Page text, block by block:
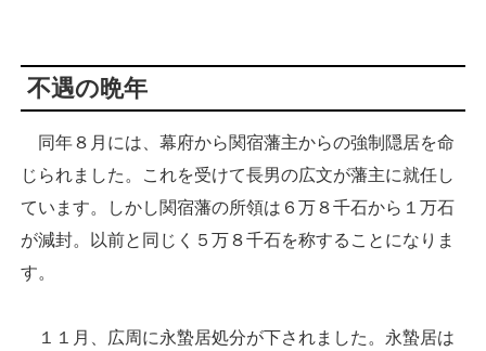
不遇の晩年
同年８月には、幕府から関宿藩主からの強制隠居を命
じられました。これを受けて長男の広文が藩主に就任し
ています。しかし関宿藩の所領は６万８千石から１万石
が減封。以前と同じく５万８千石を称することになりま
す。
１１月、広周に永蟄居処分が下されました。永蟄居は